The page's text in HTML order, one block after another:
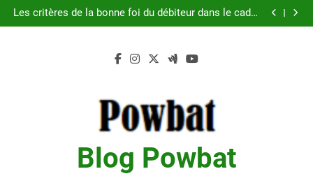
Skip
to
Les critères de la bonne foi du débiteur dans le cadre
de la procédure de surendettement
Linkavista 2026 : avis complet, tarifs, avantages et
Guide pratique pour l’achat d’un LMNP d’occasion
Les critères de la bonne foi du débiteur dans le cadre
un box de stockage ?
Blog Powbat